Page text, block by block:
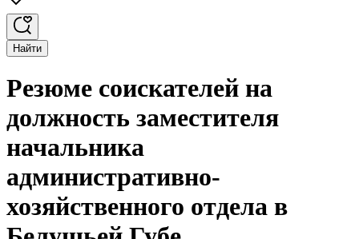
Найти
Резюме соискателей на
должность заместителя
начальника
административно-
хозяйственного отдела в